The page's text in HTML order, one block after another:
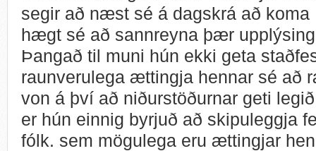
segir að næst sé á dagskrá að koma
hægt sé að sannreyna þær
Þangað til muni hún ekki geta
raunverulega ættingja hennar sé að
von á því að niðurstöðurnar geti
er hún einnig byrjuð að skipuleggja
fólk. sem mögulega eru ættingjar